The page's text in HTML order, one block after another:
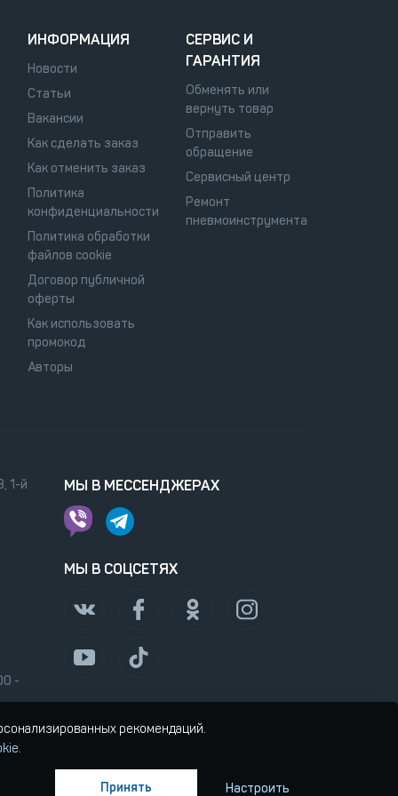
ИНФОРМАЦИЯ
Новости
Статьи
Вакансии
Как сделать заказ
Как отменить заказ
Политика
конфиденциальности
Политика обработки
файлов cookie
Договор публичной
оферты
Как использовать
промокод
Авторы
СЕРВИС И
ГАРАНТИЯ
Обменять или
вернуть товар
Отправить
обращение
Сервисный центр
Ремонт
пневмоинструмента
1-й
-
МЫ В МЕССЕНДЖЕРАХ
МЫ В СОЦСЕТЯХ
рекомендаций.
.
Настроить
Принять